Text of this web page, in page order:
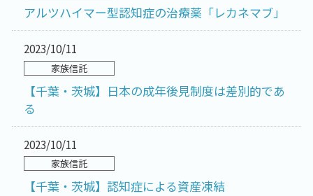
アルツハイマー型認知症の治療薬「レカネマブ」
2023/10/11
家族信託
【千葉・茨城】日本の成年後見制度は差別的であ
る
2023/10/11
家族信託
【千葉・茨城】認知症による資産凍結